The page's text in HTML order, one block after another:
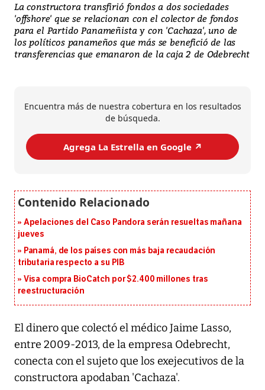
La constructora transfirió fondos a dos sociedades
'offshore' que se relacionan con el colector de fondos
para el Partido Panameñista y con 'Cachaza', uno de
los políticos panameños que más se benefició de las
transferencias que emanaron de la caja 2 de Odebrecht
Encuentra más de nuestra cobertura en los resultados
de búsqueda.
Agrega La Estrella en Google ↗️
Apelaciones del Caso Pandora serán resueltas mañana
jueves
Panamá, de los países con más baja recaudación
tributaria respecto a su PIB
Visa compra BioCatch por $2.400 millones tras
reestructuración
El dinero que colectó el médico Jaime Lasso,
entre 2009-2013, de la empresa Odebrecht,
conecta con el sujeto que los exejecutivos de la
constructora apodaban 'Cachaza'.